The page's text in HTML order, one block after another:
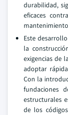
durabilidad,
eficaces
Este
la
exigencias de
adoptar
Con la
fundaciones
estructurales
de los